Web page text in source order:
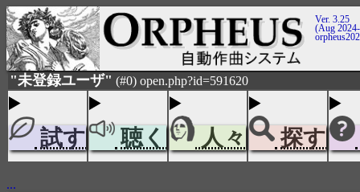
Ver. 3.25
(Aug
"未登録ユーザ" (#0) open.php?id=591620
試す 聴く 人々 探す
...